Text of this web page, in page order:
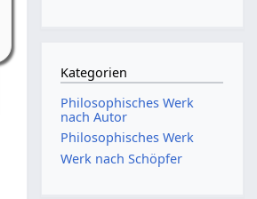
Kategorien
Philosophisches Werk
nach Autor
Philosophisches Werk
Werk nach Schöpfer